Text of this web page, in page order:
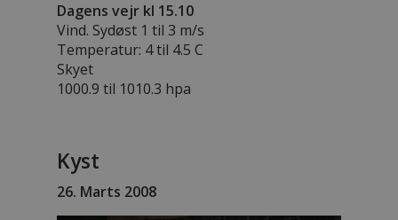
Dagens vejr kl 15.10
Vind. Sydøst 1 til 3 m/s
Temperatur: 4 til 4.5 C
Skyet
1000.9 til 1010.3 hpa
Kyst
26. Marts 2008